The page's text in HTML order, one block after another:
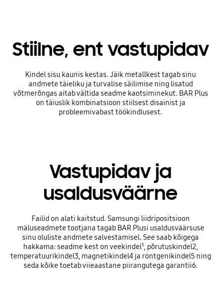
Stiilne, ent vastupidav
Kindel sisu kaunis kestas. Jäik metallkest tagab sinu
andmete täieliku ja turvalise säilimise ning lisatud
võtmerõngas aitab vältida seadme kaotsiminekut. BAR Plus
on täiuslik kombinatsioon stiilsest disainist ja
probleemivabast töökindlusest.
Vastupidav ja
usaldusväärne
Failid on alati kaitstud. Samsungi liidripositsioon
mäluseadmete tootjana tagab BAR Plusi usaldusväärsuse
sinu oluliste andmete salvestamisel. See saab kõigega
hakkama: seadme kest on veekindel¹, põrutuskindel2,
temperatuurikindel3, magnetikindel4 ja röntgenikindel5 ning
seda kõike toetab viieaastane piirangutega garantii6.